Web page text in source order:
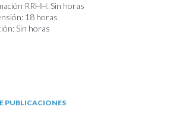
RRHH: Sin horas
18 horas
Sin horas
PUBLICACIONES